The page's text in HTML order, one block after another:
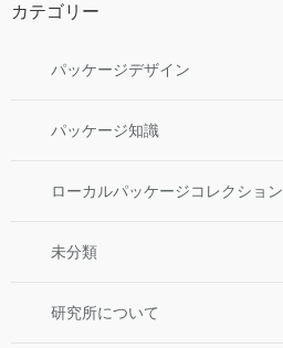
カテゴリー
パッケージデザイン
パッケージ知識
ローカルパッケージコレクション
未分類
研究所について